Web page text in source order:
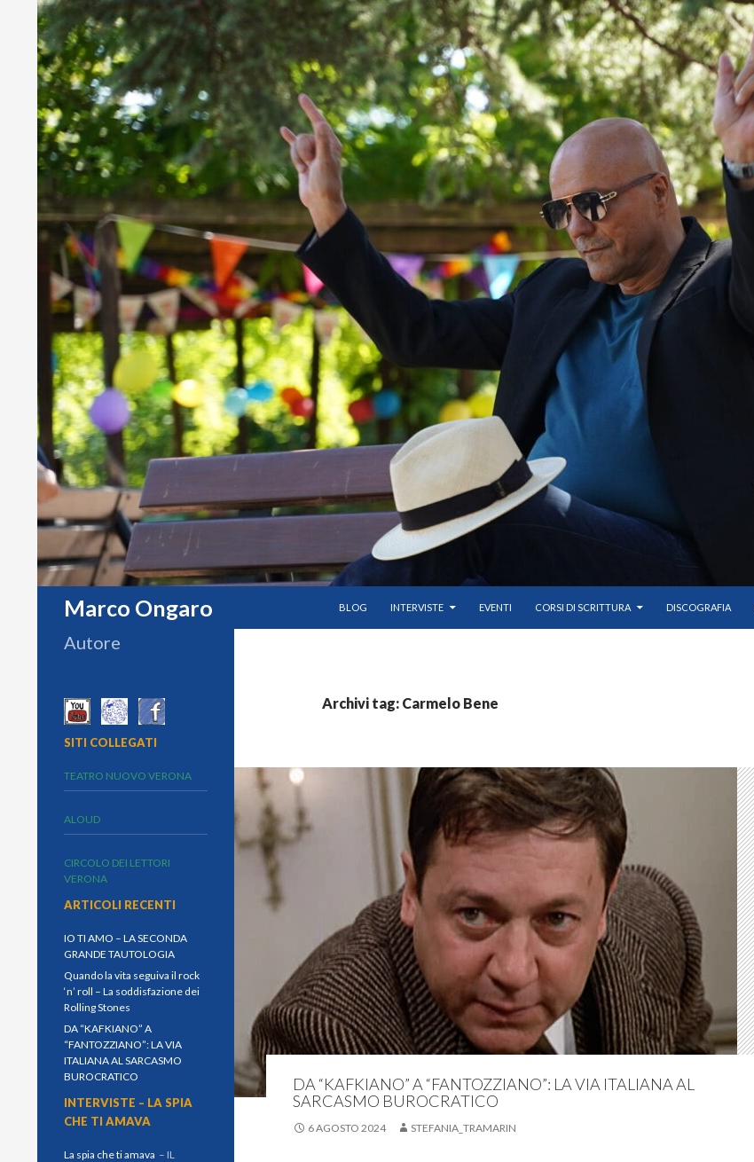
Marco Ongaro
Cerca
BLOG
INTERVISTE EVENTI CORSI DI SCRITTURA DISCOGRAFIA
Archivi tag: Carmelo Bene
DA “KAFKIANO” A “FANTOZZIANO”: LA VIA ITALIANA AL
SARCASMO BUROCRATICO
6 AGOSTO 2024 STEFANIA_TRAMARIN
Autore
SITI COLLEGATI
TEATRO NUOVO VERONA
ALOUD
CIRCOLO DEI LETTORI
VERONA
ARTICOLI RECENTI
IO TI AMO – LA SECONDA
GRANDE TAUTOLOGIA
Quando la vita seguiva il rock
‘n’ roll – La soddisfazione dei
Rolling Stones
DA “KAFKIANO” A
“FANTOZZIANO”: LA VIA
ITALIANA AL SARCASMO
BUROCRATICO
INTERVISTE – LA SPIA
CHE TI AMAVA
La spia che ti amava – IL